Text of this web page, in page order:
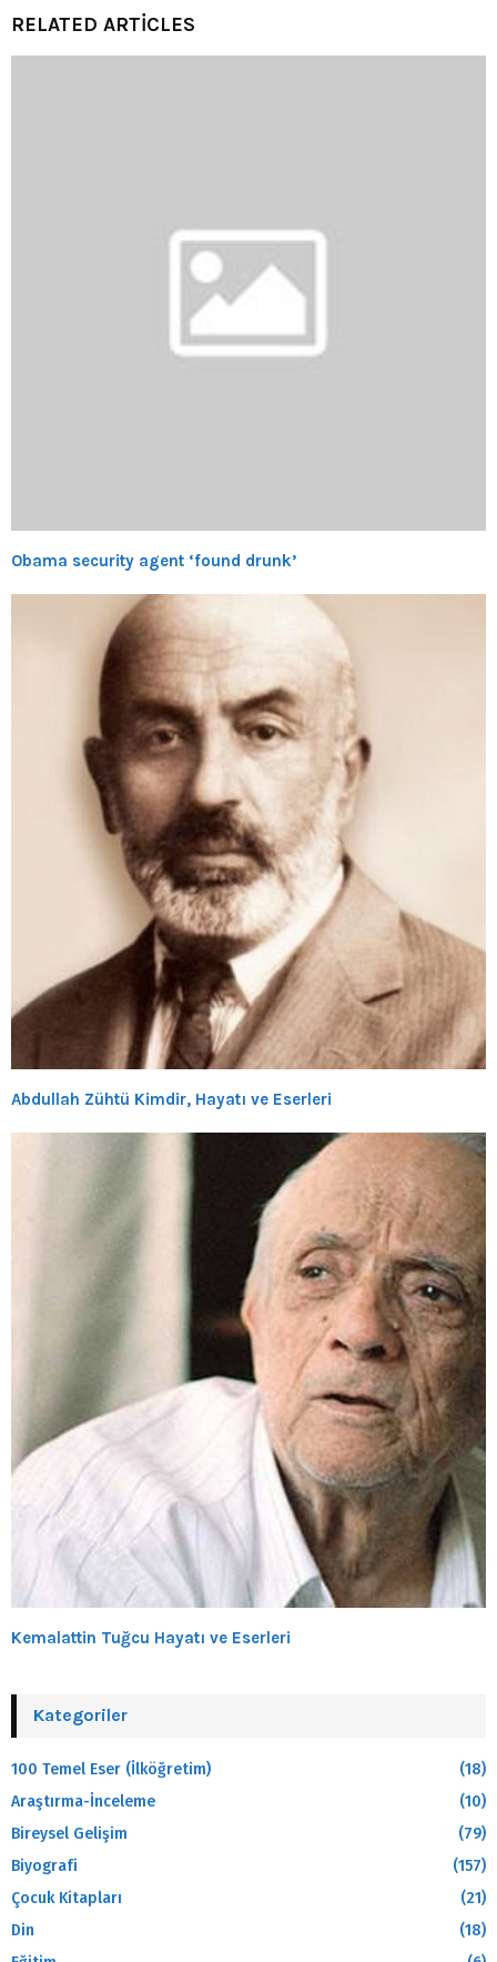
RELATED ARTICLES
Obama security agent ‘found drunk’
Abdullah Zühtü Kimdir, Hayatı ve Eserleri
Kemalattin Tuğcu Hayatı ve Eserleri
Kategoriler
100 Temel Eser (İlköğretim)
(18)
Araştırma-İnceleme
(10)
Bireysel Gelişim
(79)
Biyografi
(157)
Çocuk Kitapları
(21)
Din
(18)